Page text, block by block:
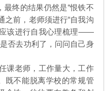
终的结果仍然是“恨铁不
之前，老师须进行“自我沟
应该进行自我心理梳理——
否去功利了，问问自己身
课老师，工作量大，工作
既不能脱离学校的常规管